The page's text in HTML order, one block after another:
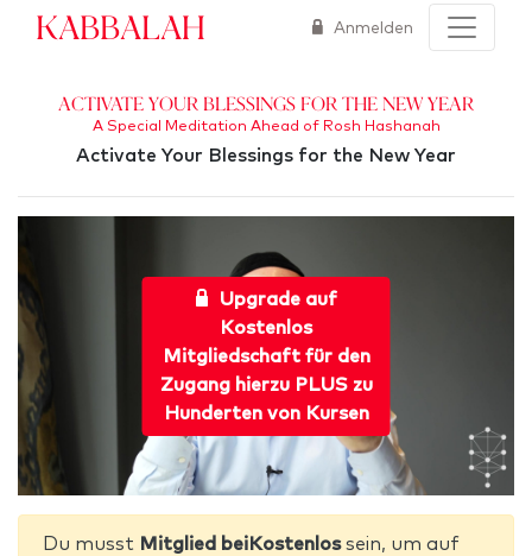
Kabbalah Anmelden
Activate Your Blessings for the New Year
A Special Meditation Ahead of Rosh Hashanah
Activate Your Blessings for the New Year
Upgrade auf
Kostenlos
Mitgliedschaft für den
Zugang hierzu PLUS zu
Hunderten von Kursen
Du musst Mitglied beiKostenlossein, um auf